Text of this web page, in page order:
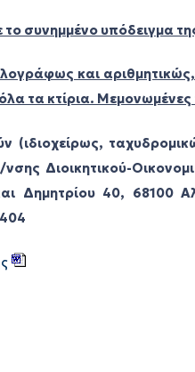
συνημμένο υπόδειγμα
και
τα κτίρια.
(ιδιοχείρως,
Διοικητικού-
Δημητρίου 40, 68100